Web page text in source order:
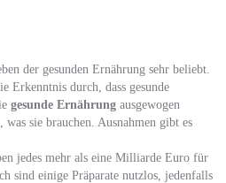
der gesunden Ernährung sehr beliebt.
Erkenntnis durch, dass gesunde
gesunde Ernährung ausgewogen
sie brauchen. Ausnahmen gibt es
jedes mehr als eine Milliarde Euro für
sind einige Präparate nutzlos, jedenfalls